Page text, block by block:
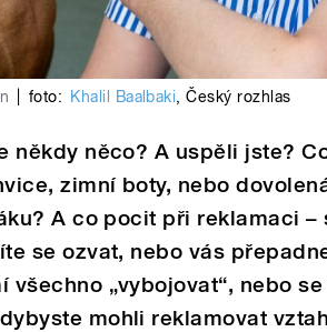
foto: Khalil Baalbaki,Český rozhlas
někdy něco? A uspěli jste?
zimní boty, nebo
A co pocit při reklamaci
se ozvat, nebo vás
všechno „vybojovat“, nebo
mohli reklamovat